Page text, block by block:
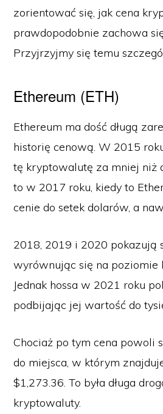
zorientować się, jak cena
prawdopodobnie zachowa
Przyjrzyjmy się temu
Ethereum (ETH)
Ethereum ma dość długą
historię cenową. W 2015
tę kryptowalutę za mniej niż
to w 2017 roku, kiedy to
cenie do setek dolarów, a
2018, 2019 i 2020 pokazują
wyrównując się na poziomie
Jednak hossa w 2021 roku
podbijając jej wartość do
Chociaż po tym cena powoli
do miejsca, w którym
$1,273.36. To była długa
kryptowaluty.